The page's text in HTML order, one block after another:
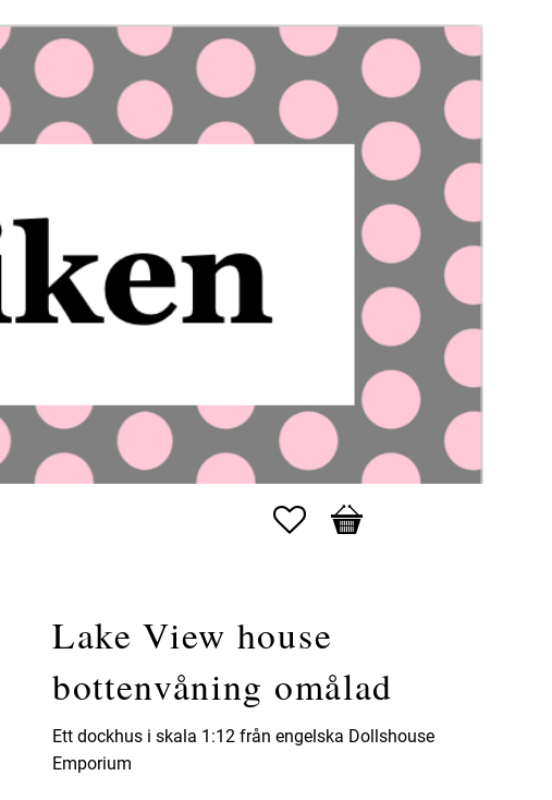
Favoriter
Kundvagn
Lake View house
bottenvåning omålad
Ett dockhus i skala 1:12 från engelska Dollshouse
Emporium